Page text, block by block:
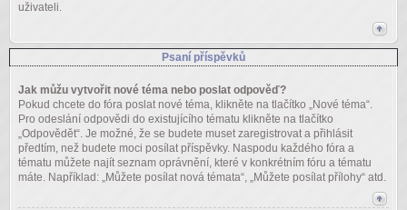
uživateli.
Psaní příspěvků
Jak můžu vytvořit nové téma nebo poslat odpověď?
Pokud chcete do fóra poslat nové téma, klikněte na tlačítko „Nové téma“.
Pro odeslání odpovědi do existujícího tématu klikněte na tlačítko
„Odpovědět“. Je možné, že se budete muset zaregistrovat a přihlásit
předtím, než budete moci posílat příspěvky. Naspodu každého fóra a
tématu můžete najít seznam oprávnění, které v konkrétním fóru a tématu
máte. Například: „Můžete posílat nová témata“, „Můžete posílat přílohy“ atd.